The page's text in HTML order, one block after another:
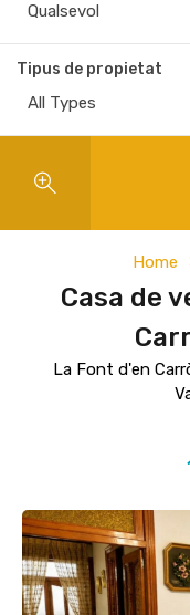
Qualsevol
Tipus de propietat
All Types
Home
Casa de
La Font d'en